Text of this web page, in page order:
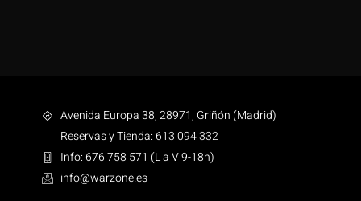
Avenida Europa 38, 28971, Griñón (Madrid)
Reservas y Tienda: 613 094 332
Info: 676 758 571 (L a V 9-18h)
info@warzone.es